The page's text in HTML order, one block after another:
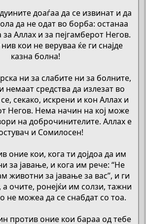
доаѓаа да се извинат и да
да не одат во борба: останаа
Аллах и за пејгамберот Негов.
кои не веруваа ќе ги снајде
казна болна!
ни за слабите ни за болните,
немаат средства да излезат во
секако, искрени и кон Аллах и
Негов. Нема начин на кој може
на доброчинителите. Аллах е
и Сомилосен!
оние кои, кога ти дојдоа да им
за јавање, и кога им рече: “Не
животни за јавање за вас”, и ги
а очите, ронејќи им солзи, тажни
не можеа да се снабдат со тоа.
против оние кои бараа од тебе